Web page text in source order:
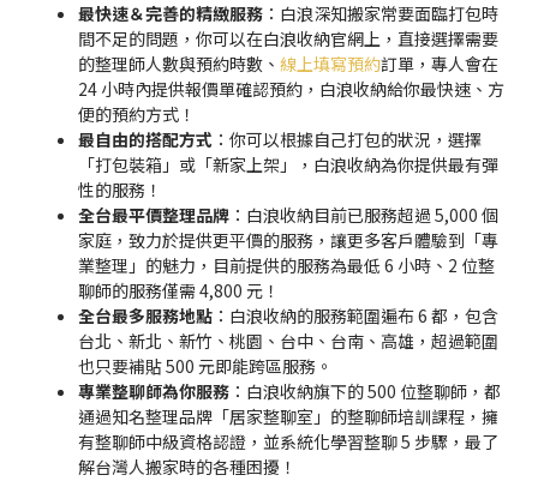
最快速＆完善的精緻服務 ：白浪深知搬家常要面臨打包時
間不足的問題，你可以在白浪收納官網上，直接選擇需要
的整理師人數與預約時數、 線上填寫預約訂單，專人會在
24 小時內提供報價單確認預約，白浪收納給你最快速、方
便的預約方式！
最自由的搭配方式 ：你可以根據自己打包的狀況，選擇
「打包裝箱」或「新家上架」，白浪收納為你提供最有彈
性的服務！
全台最平價整理品牌 ：白浪收納目前已服務超過 5,000 個
家庭，致力於提供更平價的服務，讓更多客戶體驗到「專
業整理」的魅力，目前提供的服務為最低 6 小時、2 位整
聊師的服務僅需 4,800 元！
全台最多服務地點 ：白浪收納的服務範圍遍布 6 都，包含
台北、新北、新竹、桃園、台中、台南、高雄，超過範圍
也只要補貼 500 元即能跨區服務。
專業整聊師為你服務 ：白浪收納旗下的 500 位整聊師，都
通過知名整理品牌「居家整聊室」的整聊師培訓課程，擁
有整聊師中級資格認證，並系統化學習整聊 5 步驟，最了
解台灣人搬家時的各種困擾！